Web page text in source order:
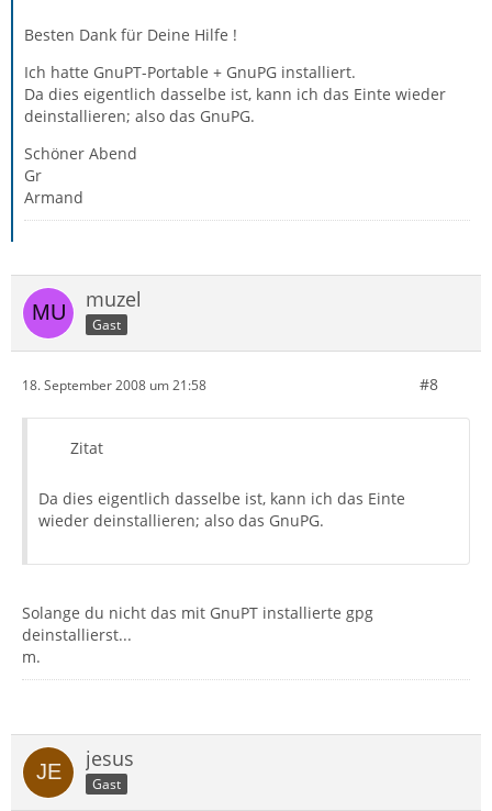
Besten Dank für Deine Hilfe !
Ich hatte GnuPT-Portable + GnuPG installiert.
Da dies eigentlich dasselbe ist, kann ich das Einte wieder
deinstallieren; also das GnuPG.
Schöner Abend
Gr
Armand
muzel
Gast
18. September 2008 um 21:58 #8
Zitat
Da dies eigentlich dasselbe ist, kann ich das Einte
wieder deinstallieren; also das GnuPG.
Solange du nicht das mit GnuPT installierte gpg
deinstallierst...
m.
jesus
Gast